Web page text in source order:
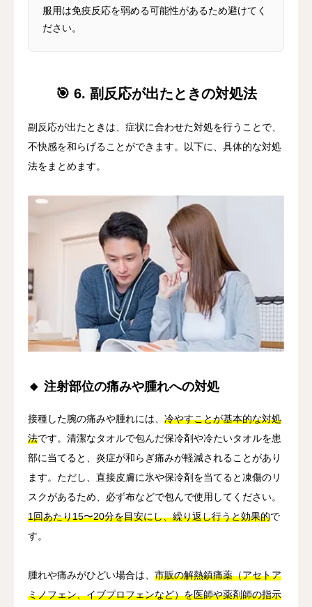
服用は免疫反応を弱める可能性があるため避けてく
ださい。
🎯 6. 副反応が出たときの対処法
副反応が出たときは、症状に合わせた対処を行うことで、
不快感を和らげることができます。以下に、具体的な対処
法をまとめます。
🔸 注射部位の痛みや腫れへの対処
接種した腕の痛みや腫れには、 冷やすことが基本的な対処
法です。清潔なタオルで包んだ保冷剤や冷たいタオルを患
部に当てると、炎症が和らぎ痛みが軽減されることがあり
ます。ただし、直接皮膚に氷や保冷剤を当てると凍傷のリ
スクがあるため、必ず布などで包んで使用してください。
1回あたり15〜20分を目安にし、繰り返し行うと効果的で
す。
腫れや痛みがひどい場合は、 市販の解熱鎮痛薬（アセトア
ミノフェン、イブプロフェンなど）を医師や薬剤師の指示